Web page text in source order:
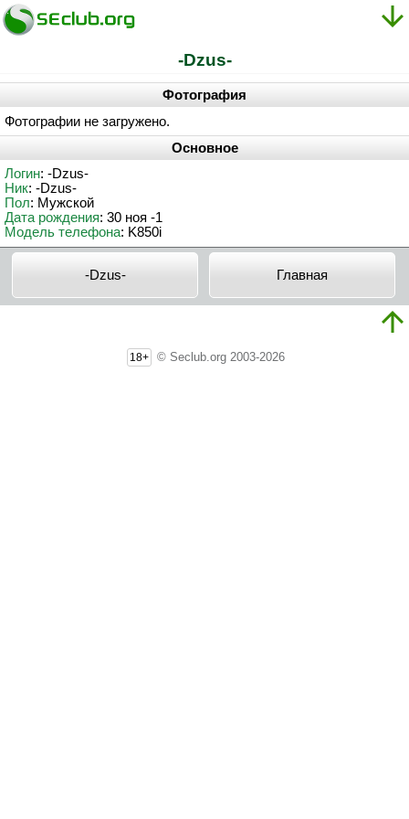
-Dzus-
Фотография
Фотографии не загружено.
Основное
Логин: -Dzus-
Ник: -Dzus-
Пол: Мужской
Дата рождения: 30 ноя -1
Модель телефона: K850i
-Dzus- Главная
18+ © Seclub.org 2003-2026